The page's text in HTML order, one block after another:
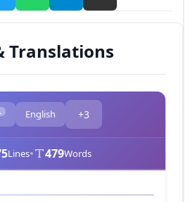
Translations
English +3
Lines• 479Words